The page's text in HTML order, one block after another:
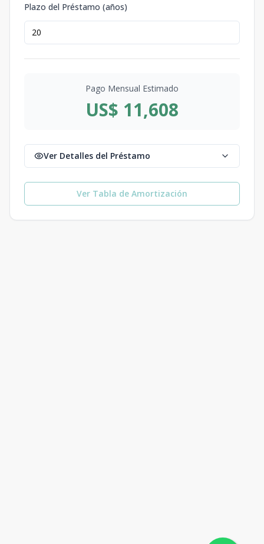
Plazo del Préstamo (años)
Pago Mensual Estimado
US$ 11,608
Ver Detalles del Préstamo
Ver Tabla de Amortización